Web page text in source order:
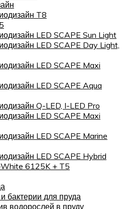
T8
LED SCAPE Sun Light
LED SCAPE Day Light,
LED SCAPE Maxi
LED SCAPE Aqua
Q-LED, I-LED Pro
LED SCAPE Maxi
LED SCAPE Marine
LED SCAPE Hybrid
6125K + T5
бактерии для пруда
водорослей в пруду